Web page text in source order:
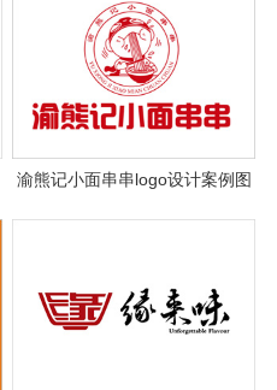
渝熊记小面串串logo设计案例图